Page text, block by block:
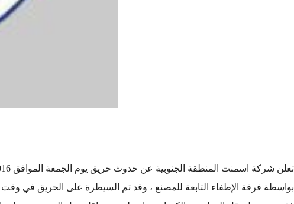
بواسطة فرقة الإطفاء التابعة للمصنع ، وقد تم السيطرة على الحريق في وقت